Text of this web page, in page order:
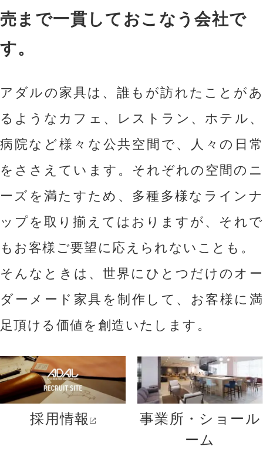
売まで一貫しておこなう会社で
す。
アダルの家具は、誰もが訪れたことがあ
るようなカフェ、レストラン、ホテル、
病院など様々な公共空間で、人々の日常
をささえています。 それぞれの空間のニ
ーズを満たすため、多種多様なラインナ
ップを取り揃えてはおりますが、それで
もお客様ご要望に応えられないことも。
そんなときは、世界にひとつだけのオー
ダーメード家具を制作して、お客様に満
足頂ける価値を創造いたします。
採用情報
事業所・ショール
ーム